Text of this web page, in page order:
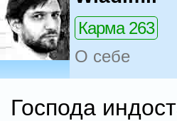
Карма 263
О себе
Господа